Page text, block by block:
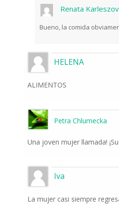
Renata
Bueno, la comida
HELENA
ALIMENTOS
Petra Chlumecka
Una joven mujer llamada!
Iva
La mujer casi siempre